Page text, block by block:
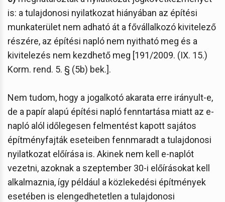
is: a tulajdonosi nyilatkozat hiányában az építési
munkaterület nem adható át a fővállalkozó kivitelező
részére, az építési napló nem nyitható meg és a
kivitelezés nem kezdhető meg [191/2009. (IX. 15.)
Korm. rend. 5. § (5b) bek.].
Nem tudom, hogy a jogalkotó akarata erre irányult-e,
de a papír alapú építési napló fenntartása miatt az e-
napló alól időlegesen felmentést kapott sajátos
építményfajták eseteiben fennmaradt a tulajdonosi
nyilatkozat előírása is. Akinek nem kell e-naplót
vezetni, azoknak a szeptember 30-i előírásokat kell
alkalmaznia, így például a közlekedési építmények
esetében is elengedhetetlen a tulajdonosi